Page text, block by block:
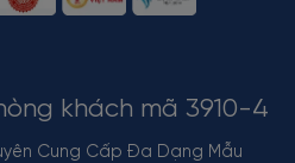
khách mã 3910-4
Cung Cấp Đa Dạng Mẫu